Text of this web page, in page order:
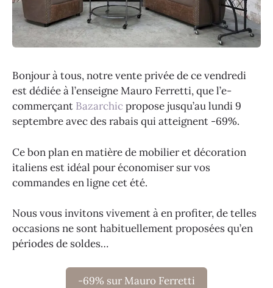
Bonjour à tous, notre vente privée de ce vendredi
est dédiée à l’enseigne Mauro Ferretti, que l’e-
commerçant Bazarchicpropose jusqu’au lundi 9
septembre avec des rabais qui atteignent -69%.
Ce bon plan en matière de mobilier et décoration
italiens est idéal pour économiser sur vos
commandes en ligne cet été.
Nous vous invitons vivement à en profiter, de telles
occasions ne sont habituellement proposées qu’en
périodes de soldes…
-69% sur Mauro Ferretti